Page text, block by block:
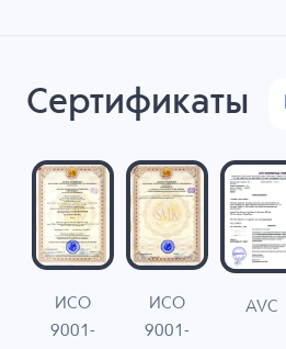
Сертификаты
ИСО
9001-
ИСО
9001-
AVC